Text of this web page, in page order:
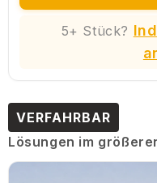
5+ Stück?
VERFAHRBAR
Lösungen im